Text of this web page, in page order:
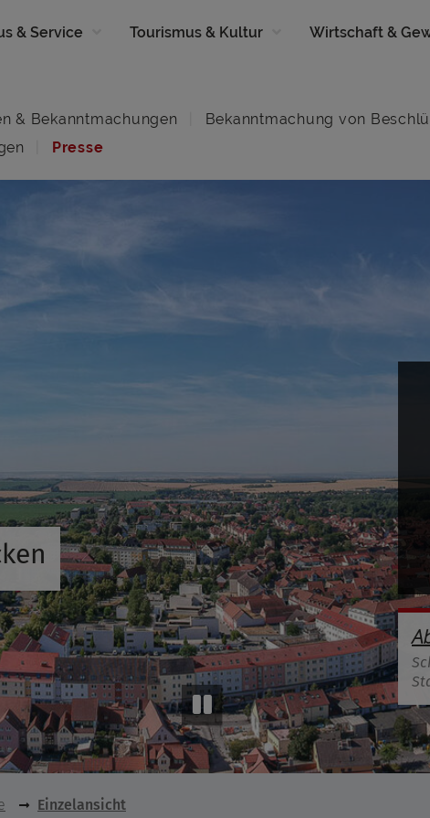
& Service Tourismus & Kultur Wirtschaft &
& Bekanntmachungen Bekanntmachung von
Presse
Einzelansicht